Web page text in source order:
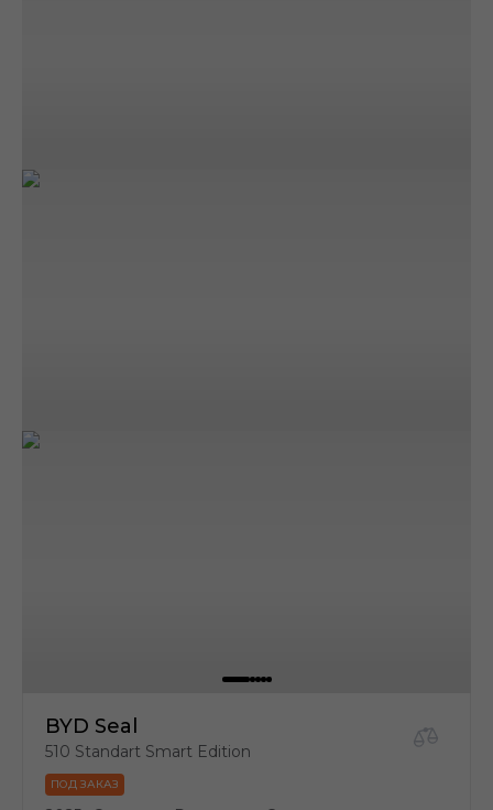
BYD Seal
510 Standart Smart Edition
ПОД ЗАКАЗ